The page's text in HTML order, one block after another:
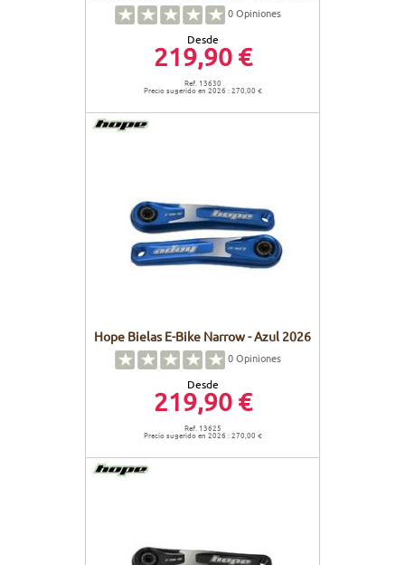
0Opiniones
Desde
219,90 €
Ref. 13630
Precio sugerido en 2026 : 270,00 €
Hope Bielas E-Bike Narrow - Azul 2026
0Opiniones
Desde
219,90 €
Ref. 13625
Precio sugerido en 2026 : 270,00 €